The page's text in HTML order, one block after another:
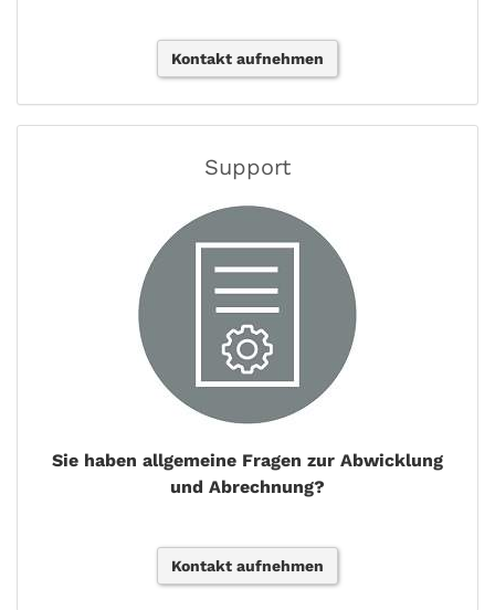
Kontakt aufnehmen
Support
Sie haben allgemeine Fragen zur Abwicklung
und Abrechnung?
Kontakt aufnehmen